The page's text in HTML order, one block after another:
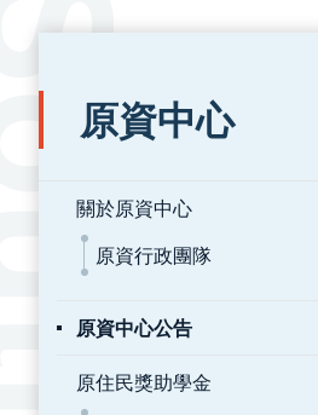
:::
原資中心
關於原資中心
原資行政團隊
原資中心公告
原住民獎助學金